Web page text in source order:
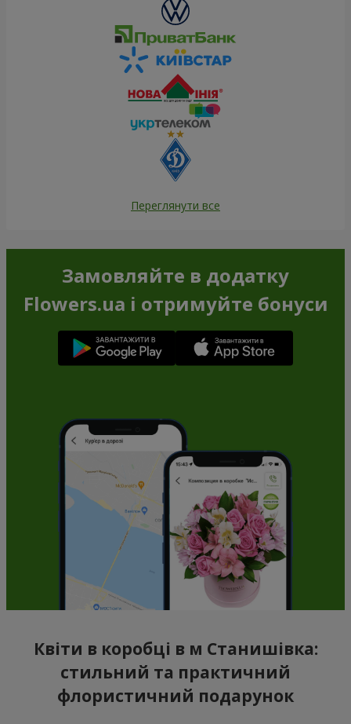
Переглянути все
Замовляйте в додатку
Flowers.ua і отримуйте бонуси
Квіти в коробці в м Станишівка:
стильний та практичний
флористичний подарунок